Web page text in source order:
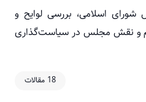
شورای اسلامی، بررسی لوایح و
و نقش مجلس در سیاست‌گذاری
18 مقالات